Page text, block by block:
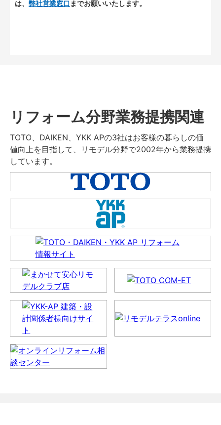
は、 弊社営業窓口 までお願いいたします。
リフォーム分野業務提携関連
TOTO、DAIKEN、YKK APの3社はお客様の暮らしの価
値向上を目指して、リモデル分野で2002年から業務提携
しています。